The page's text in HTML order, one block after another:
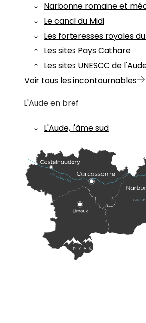
Narbonne romaine et
Le canal du Midi
Les forteresses royales
Les sites Pays Cathare
Les sites UNESCO de
Voir tous les incontournables
L'Aude en bref
L'Aude, l'âme sud